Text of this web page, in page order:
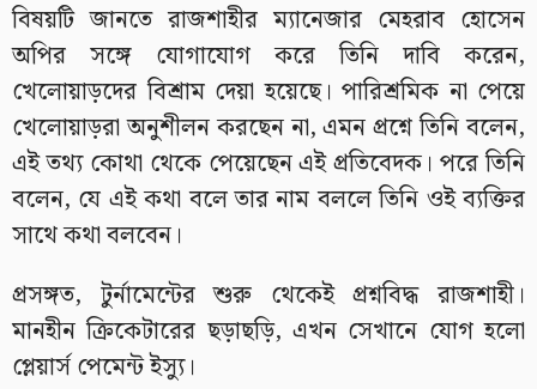
বিষয়টি জানতে রাজশাহীর ম্যানেজার মেহরাব হোসেন
অপির সঙ্গে যোগাযোগ করে তিনি দাবি করেন,
খেলোয়াড়দের বিশ্রাম দেয়া হয়েছে। পারিশ্রমিক না পেয়ে
খেলোয়াড়রা অনুশীলন করছেন না, এমন প্রশ্নে তিনি বলেন,
এই তথ্য কোথা থেকে পেয়েছেন এই প্রতিবেদক। পরে তিনি
বলেন, যে এই কথা বলে তার নাম বললে তিনি ওই ব্যক্তির
সাথে কথা বলবেন।
প্রসঙ্গত, টুর্নামেন্টের শুরু থেকেই প্রশ্নবিদ্ধ রাজশাহী।
মানহীন ক্রিকেটারের ছড়াছড়ি, এখন সেখানে যোগ হলো
প্লেয়ার্স পেমেন্ট ইস্যু।